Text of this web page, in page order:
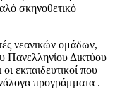
σκηνοθετικό
νεανικών ομάδων,
Πανελληνίου Δικτύου
εκπαιδευτικοί που
προγράμματα .